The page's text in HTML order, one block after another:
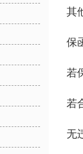
其
保
若
若
无